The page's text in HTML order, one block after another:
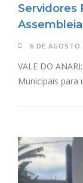
Servidores
6 DE AGOSTO
VALE DO
Municipais para